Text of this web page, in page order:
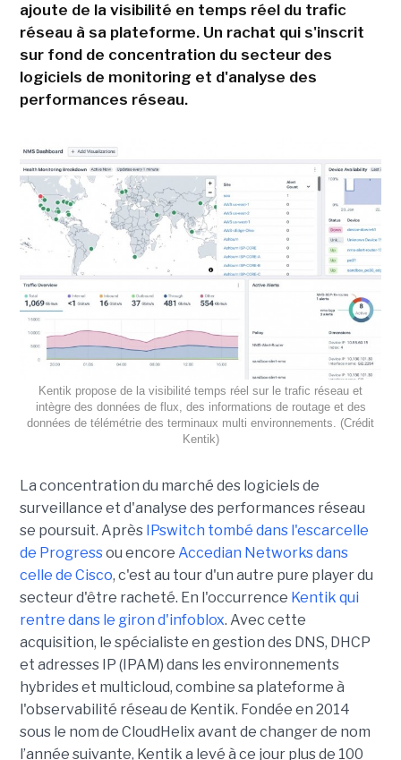
ajoute de la visibilité en temps réel du trafic
réseau à sa plateforme. Un rachat qui s'inscrit
sur fond de concentration du secteur des
logiciels de monitoring et d'analyse des
performances réseau.
Kentik propose de la visibilité temps réel sur le trafic réseau et
intègre des données de flux, des informations de routage et des
données de télémétrie des terminaux multi environnements. (Crédit
Kentik)
La concentration du marché des logiciels de
surveillance et d'analyse des performances réseau
se poursuit. Après IPswitch tombé dans l'escarcelle
de Progressou encore Accedian Networks dans
celle de Cisco, c'est au tour d'un autre pure player du
secteur d'être racheté. En l'occurrence Kentik qui
rentre dans le giron d'infoblox. Avec cette
acquisition, le spécialiste en gestion des DNS, DHCP
et adresses IP (IPAM) dans les environnements
hybrides et multicloud, combine sa plateforme à
l'observabilité réseau de Kentik. Fondée en 2014
sous le nom de CloudHelix avant de changer de nom
l’année suivante, Kentik a levé à ce jour plus de 100